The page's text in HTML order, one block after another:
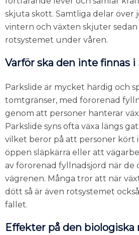
skjuta skott. Samtliga delar över
vintern och växten skjuter
rotsystemet under våren.
Varför ska den inte finnas i
Parkslide är mycket härdig och
tomtgränser, med förorenad
genom att personer hanterar
Parkslide syns ofta växa längs
vilket beror på att personer kört
öppen släpkärra eller att
av förorenad fyllnadsjord när de
vägrenen. Många tror att när
dött så är även rotsystemet
fallet.
Effekter på den biologiska